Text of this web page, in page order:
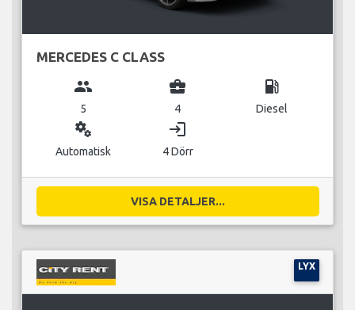
MERCEDES C CLASS
group
5
business_center
4
local_gas_station
Diesel
miscellaneous_services
Automatisk
login
4 Dörr
VISA DETALJER...
LYX